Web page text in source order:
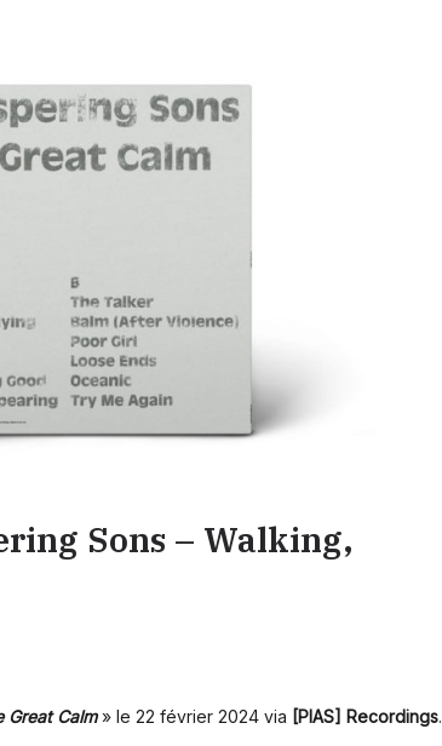
Sons – Walking,
Great Calm» le 22 février 2024 via [PIAS] Recordings.